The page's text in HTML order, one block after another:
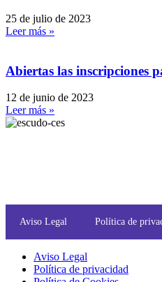
25 de julio de 2023
Leer más »
Abiertas las inscripciones
12 de junio de 2023
Leer más »
Aviso Legal Política de
Aviso Legal
Política de privacidad